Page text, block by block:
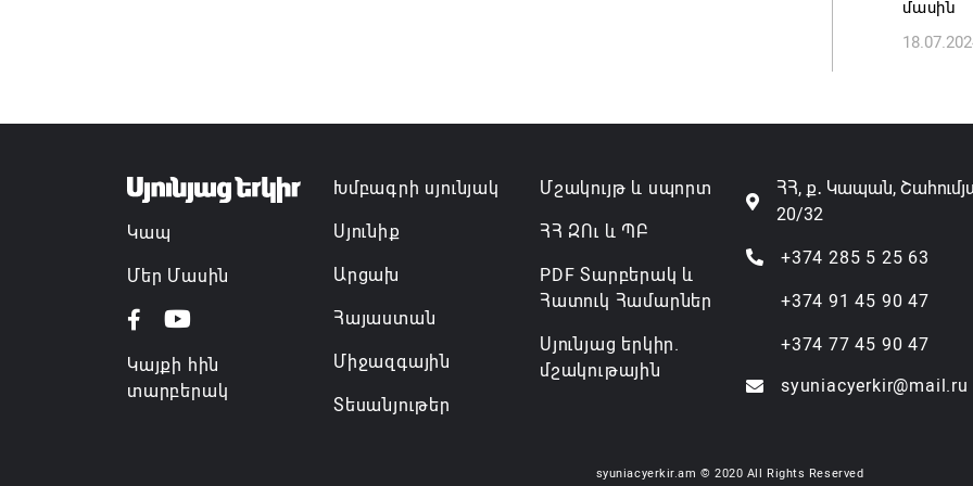
մասին
Կապ
Մեր Մասին
Կայքի հին
տարբերակ
Խմբագրի սյունյակ
Սյունիք
Արցախ
Հայաստան
Միջազգային
Տեսանյութեր
Մշակույթ և սպորտ
ՀՀ ԶՈւ և ՊԲ
PDF Տարբերակ և
Հատուկ Համարներ
Սյունյաց երկիր.
մշակութային
ՀՀ, ք․ Կապան,
20/32
+374 285 5 25 63
+374 91 45 90 47
+374 77 45 90 47
syuniacyerkir@mail.ru
syuniacyerkir.am © 2020 All Rights Reserved